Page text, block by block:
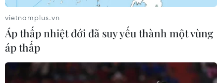
vietnamplus.vn
Áp thấp nhiệt đới đã suy yếu thành một vùng
áp thấp